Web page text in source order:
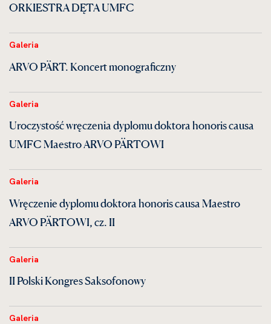
ORKIESTRA DĘTA UMFC
Galeria
ARVO PÄRT. Koncert monograficzny
Galeria
Uroczystość wręczenia dyplomu doktora honoris causa
UMFC Maestro ARVO PÄRTOWI
Galeria
Wręczenie dyplomu doktora honoris causa Maestro
ARVO PÄRTOWI, cz. II
Galeria
II Polski Kongres Saksofonowy
Galeria